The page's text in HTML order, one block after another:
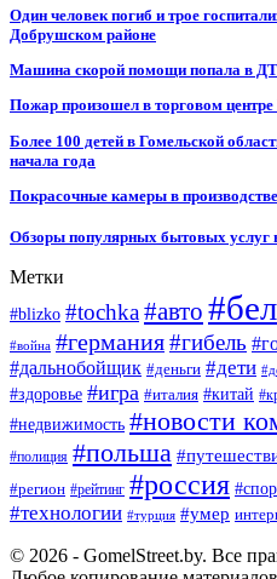
Один человек погиб и трое
Добрушском районе
Машина скорой помощи попала в
Пожар произошел в торговом
Более 100 детей в Гомельской
начала года
Покрасочные камеры в
Обзоры популярных бытовых услуг
Метки
#blizko #tochka#авто
#война #германия#гибель
#дальнобойщик #деньги #дети
#здоровье #игра #италия #китай
#недвижимость #новости
#полиция #польша
#регион #рейтинг #россия
#технологии #турция #умер
© 2026 - GomelStreet.by. Все